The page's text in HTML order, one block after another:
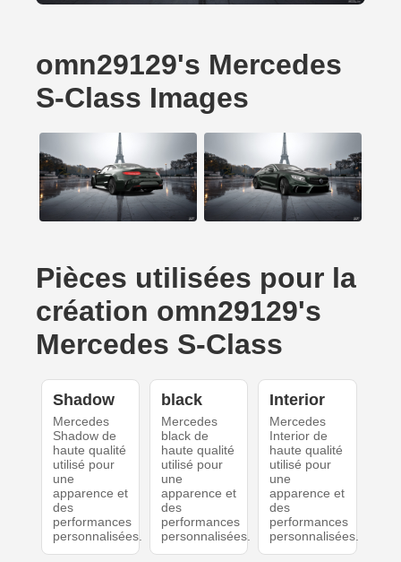
omn29129's Mercedes
S-Class Images
Pièces utilisées pour la
création omn29129's
Mercedes S-Class
Shadow
Mercedes
Shadow de
haute qualité
utilisé pour
une
apparence et
des
performances
personnalisées.
black
Mercedes
black de
haute qualité
utilisé pour
une
apparence et
des
performances
personnalisées.
Interior
Mercedes
Interior de
haute qualité
utilisé pour
une
apparence et
des
performances
personnalisées.